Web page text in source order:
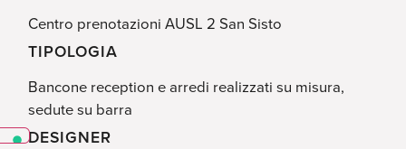
Centro prenotazioni AUSL 2 San Sisto
TIPOLOGIA
Bancone reception e arredi realizzati su misura,
sedute su barra
DESIGNER